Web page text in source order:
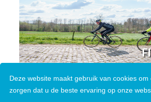
Deze website maakt gebruik van cookies om
zorgen dat u de beste ervaring op onze